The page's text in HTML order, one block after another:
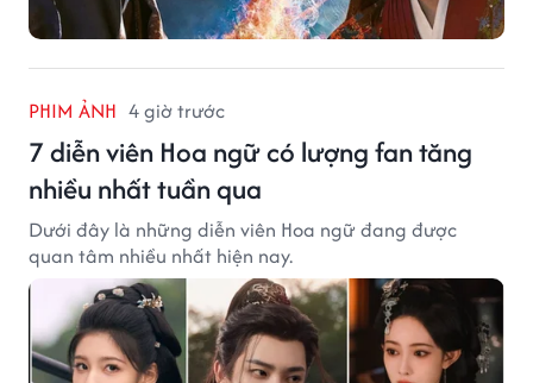
PHIM ẢNH 4 giờ trước
7 diễn viên Hoa ngữ có lượng fan tăng
nhiều nhất tuần qua
Dưới đây là những diễn viên Hoa ngữ đang được
quan tâm nhiều nhất hiện nay.